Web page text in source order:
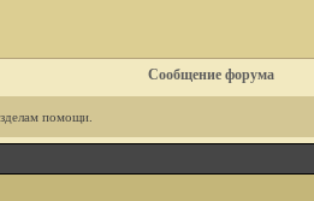
Сообщение форума
помощи.